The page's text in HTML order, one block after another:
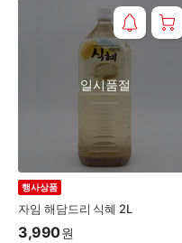
자임 해담드리 식혜 2L
일시품절
행사상품
3,990원